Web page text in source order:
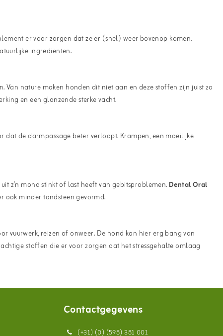
er voor zorgen dat ze er (snel) weer bovenop komen.
ingrediënten.
nature maken honden dit niet aan en deze stoffen zijn juist zo
en een glanzende sterke vacht.
dat de darmpassage beter verloopt. Krampen, een moeilijke
z’n mond stinkt of last heeft van gebitsproblemen. Dental Oral
ook minder tandsteen gevormd.
vuurwerk, reizen of onweer. De hond kan hier erg bang van
stoffen die er voor zorgen dat het stressgehalte omlaag
Contactgegevens
(+31) (0) (598) 381 001